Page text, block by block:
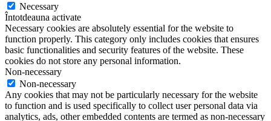
Necessary
Întotdeauna activate
Necessary cookies are absolutely essential for the website to
function properly. This category only includes cookies that ensures
basic functionalities and security features of the website. These
cookies do not store any personal information.
Non-necessary
Non-necessary
Any cookies that may not be particularly necessary for the website
to function and is used specifically to collect user personal data via
analytics, ads, other embedded contents are termed as non-necessary